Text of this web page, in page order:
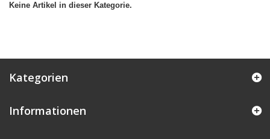
Keine Artikel in dieser Kategorie.
Kategorien
Informationen